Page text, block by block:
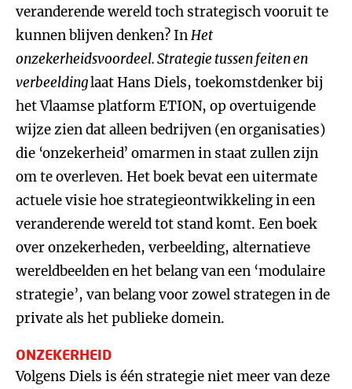
veranderende wereld toch strategisch vooruit te
kunnen blijven denken? InHet
onzekerheidsvoordeel. Strategie tussen feiten en
verbeeldinglaat Hans Diels, toekomstdenker bij
het Vlaamse platform ETION, op overtuigende
wijze zien dat alleen bedrijven (en organisaties)
die ‘onzekerheid’ omarmen in staat zullen zijn
om te overleven. Het boek bevat een uitermate
actuele visie hoe strategieontwikkeling in een
veranderende wereld tot stand komt. Een boek
over onzekerheden, verbeelding, alternatieve
wereldbeelden en het belang van een ‘modulaire
strategie’, van belang voor zowel strategen in de
private als het publieke domein.
ONZEKERHEID
Volgens Diels is één strategie niet meer van deze